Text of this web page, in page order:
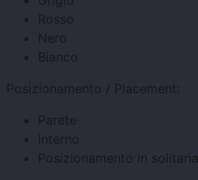
Rosso
Nero
Bianco
Posizionamento / Placement:
Parete
Interno
Posizionamento in solitaria